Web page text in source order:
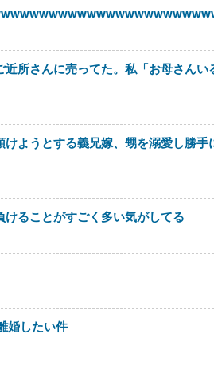
所さんに売ってた。私「お母さん
けようとする義兄嫁、甥を溺愛し勝
ることがすごく多い気がしてる
婚したい件